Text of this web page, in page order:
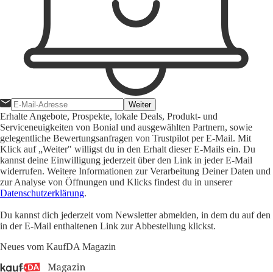
Weiter
Erhalte Angebote, Prospekte, lokale Deals, Produkt- und
Serviceneuigkeiten von Bonial und ausgewählten Partnern, sowie
gelegentliche Bewertungsanfragen von Trustpilot per E-Mail. Mit
Klick auf „Weiter" willigst du in den Erhalt dieser E-Mails ein. Du
kannst deine Einwilligung jederzeit über den Link in jeder E-Mail
widerrufen. Weitere Informationen zur Verarbeitung Deiner Daten und
zur Analyse von Öffnungen und Klicks findest du in unserer
Datenschutzerklärung.
Du kannst dich jederzeit vom Newsletter abmelden, in dem du auf den
in der E-Mail enthaltenen Link zur Abbestellung klickst.
Neues vom KaufDA Magazin